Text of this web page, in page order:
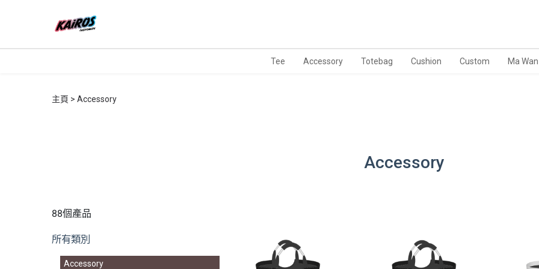
Tee Accessory Totebag Cushion Custom Ma Wan
主頁 Accessory
Accessory
88個產品
所有類別
Accessory